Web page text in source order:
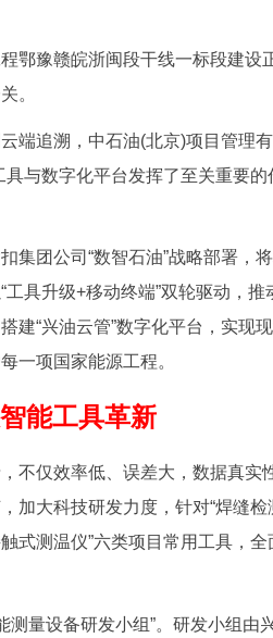
豫赣皖浙闽段干线一标段建设
。
追溯，中石油(北京)项目管理
与数字化平台发挥了至关重要
团公司“数智石油”战略部署，
具升级+移动终端”双轮驱动，推
建“兴油云管”数字化平台，实现
一项国家能源工程。
能工具革新
仅效率低、误差大，数据真实
加大科技研发力度，针对“焊缝检
式测温仪”六类项目常用工具，
量设备研发小组”。研发小组由